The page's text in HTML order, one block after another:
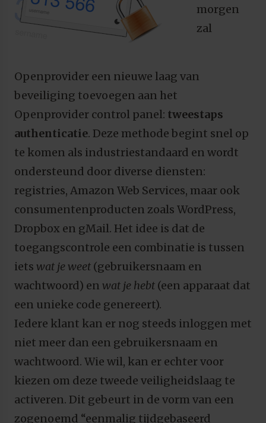
morgen
zal
Openprovider een nieuwe laag van
beveiliging toevoegen aan het
Openprovider control panel: tweestaps
authenticatie. Deze methode begint snel op
te komen als industriestandaard en wordt
ondersteund door diverse diensten:
registries, Amazon Web Services, maar ook
consumentenproducten zoals WordPress,
Dropbox en gMail. Het idee is dat de
toegangscontrole een combinatie is tussen
iets wat je weet (gebruikersnaam en
wachtwoord) en wat je hebt (een apparaat dat
een unieke code genereert).
Iedere klant kan er nog steeds inloggen met
niet meer dan een gebruikersnaam en
wachtwoord. Wie wil, kan er echter voor
kiezen om deze tweede veiligheidslaag te
activeren. Dit gebeurt in de vorm van een
zogenoemd “eenmalig tijdgebaseerd